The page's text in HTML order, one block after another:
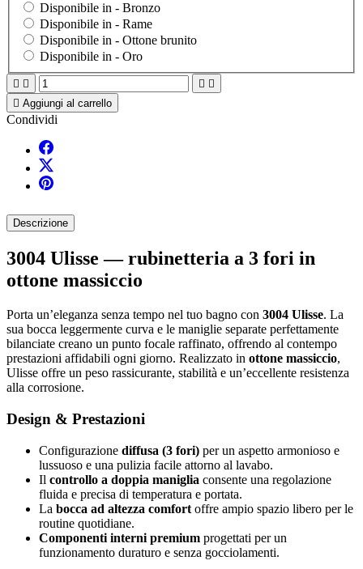
Disponibile in - Bronzo
Disponibile in - Rame
Disponibile in - Ottone brunito
Disponibile in - Oro
   
 Aggiungi al carrello
Condividi
Descrizione
3004 Ulisse — rubinetteria a 3 fori in
ottone massiccio
Porta un’eleganza senza tempo nel tuo bagno con 3004 Ulisse. La
sua bocca leggermente curva e le maniglie separate perfettamente
bilanciate creano un punto focale raffinato, offrendo al contempo
prestazioni affidabili ogni giorno. Realizzato in ottone massiccio,
Ulisse offre un peso rassicurante, stabilità e un’eccellente resistenza
alla corrosione.
Design & Prestazioni
Configurazione diffusa (3 fori) per un aspetto armonioso e
lussuoso e una pulizia facile attorno al lavabo.
Il controllo a doppia maniglia consente una regolazione
fluida e precisa di temperatura e portata.
La bocca ad altezza comfort offre ampio spazio libero per le
routine quotidiane.
Componenti interni premium progettati per un
funzionamento duraturo e senza gocciolamenti.